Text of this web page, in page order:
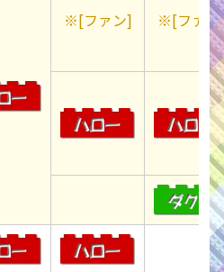
※[ファン] ※[ファ